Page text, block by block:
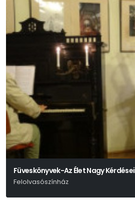
Füveskönyvek-Az Élet Nagy Kérdései
Felolvasószínház